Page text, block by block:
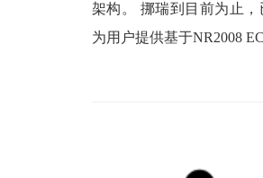
架构。 挪瑞到目前为止，
为用户提供基于NR2008